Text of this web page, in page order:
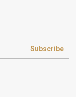
Subscribe